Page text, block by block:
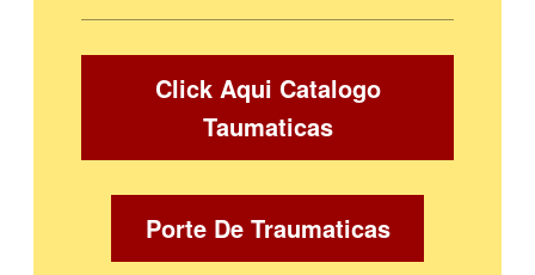
Click Aqui Catalogo
Taumaticas
Porte De Traumaticas